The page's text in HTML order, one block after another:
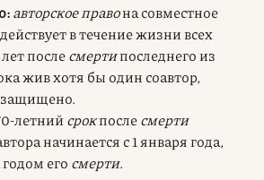
авторское правона совместное
в течение жизни всех
послесмертипоследнего из
жив хотя бы один соавтор,
летнийсрокпослесмерти
начинается с 1 января года,
его смерти.